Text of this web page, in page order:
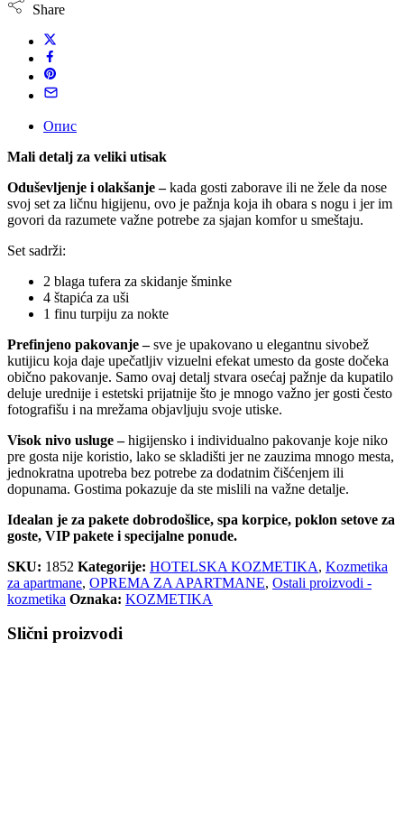
Share
Опис
Mali detalj za veliki utisak
Oduševljenje i olakšanje –kada gosti zaborave ili ne žele da nose
svoj set za ličnu higijenu, ovo je pažnja koja ih obara s nogu i jer im
govori da razumete važne potrebe za sjajan komfor u smeštaju.
Set sadrži:
2 blaga tufera za skidanje šminke
4 štapića za uši
1 finu turpiju za nokte
Prefinjeno pakovanje –sve je upakovano u elegantnu sivobež
kutijicu koja daje upečatljiv vizuelni efekat umesto da goste dočeka
obično pakovanje. Samo ovaj detalj stvara osećaj pažnje da kupatilo
deluje urednije i estetski prijatnije što je mnogo važno jer gosti često
fotografišu i na mrežama objavljuju svoje utiske.
Visok nivo usluge –higijensko i individualno pakovanje koje niko
pre gosta nije koristio, lako se skladišti jer ne zauzima mnogo mesta,
jednokratna upotreba bez potrebe za dodatnim čišćenjem ili
dopunama. Gostima pokazuje da ste mislili na važne detalje.
Idealan je za pakete dobrodošlice, spa korpice, poklon setove za
goste, VIP pakete i specijalne ponude.
SKU: 1852 Kategorije: HOTELSKA KOZMETIKA, Kozmetika
za apartmane, OPREMA ZA APARTMANE, Ostali proizvodi -
kozmetika Oznaka: KOZMETIKA
Slični proizvodi